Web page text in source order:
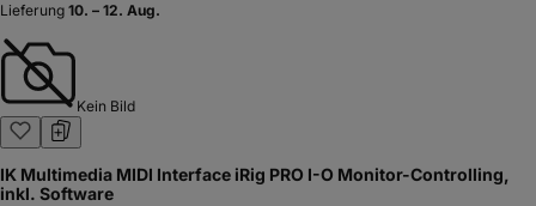
Lieferung 10. – 12. Aug.
Kein Bild
IK Multimedia MIDI Interface iRig PRO I-O Monitor-Controlling,
inkl. Software